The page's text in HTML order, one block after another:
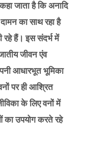
जाता है कि अनादि
का साथ रहा है
रहे हैं। इस संदर्भ में
जीवन एंव
आधारभूत भूमिका
पर ही आश्रित
के लिए वनों में
का उपयोग करते रहे